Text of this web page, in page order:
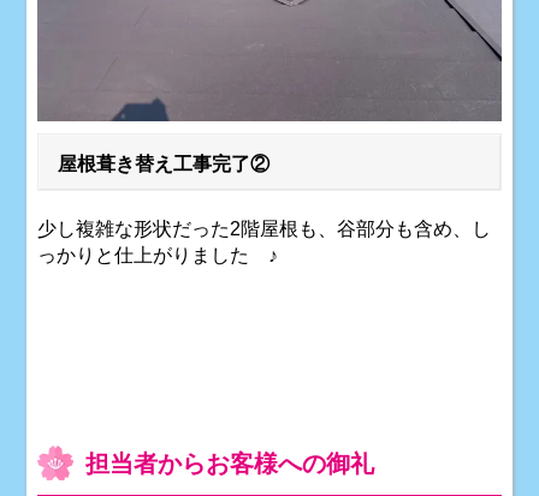
屋根葺き替え工事完了②
少し複雑な形状だった2階屋根も、谷部分も含め、し
っかりと仕上がりました ♪
担当者からお客様への御礼